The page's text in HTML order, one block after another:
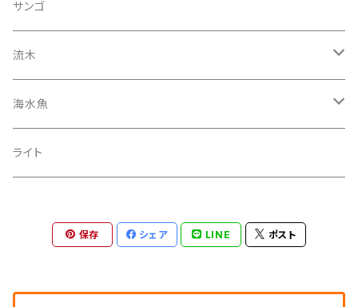
サンゴ
流木
カクレ スズメダイ系
ハギ
海水魚
クマノミ スズメダイ
ライト
保存 シェア LINE ポスト